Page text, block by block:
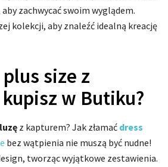
zachwycać swoim wyglądem.
kolekcji, aby znaleźć idealną kreację
size z
w Butiku?
z kapturem? Jak złamać dress
bez wątpienia nie muszą być nudne!
tworząc wyjątkowe zestawienia.